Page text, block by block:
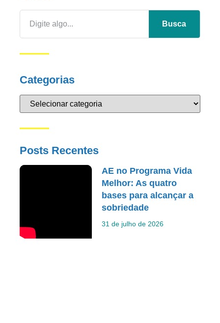
Busca
Categorias
Posts Recentes
AE no Programa Vida
Melhor: As quatro
bases para alcançar a
sobriedade
31 de julho de 2026